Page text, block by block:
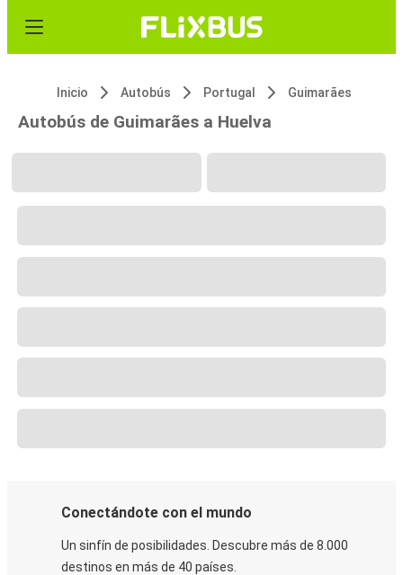
Inicio Autobús Portugal Guimarães
Autobús de Guimarães a Huelva
Conectándote con el mundo
Un sinfín de posibilidades. Descubre más de 8.000
destinos en más de 40 países.